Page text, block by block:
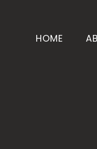
HOME